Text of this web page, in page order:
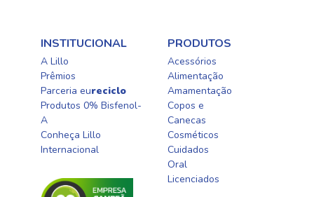
INSTITUCIONAL
A Lillo
Prêmios
Parceria eureciclo
Produtos 0% Bisfenol-
A
Conheça Lillo
Internacional
PRODUTOS
Acessórios
Alimentação
Amamentação
Copos e
Canecas
Cosméticos
Cuidados
Oral​
Licenciados​